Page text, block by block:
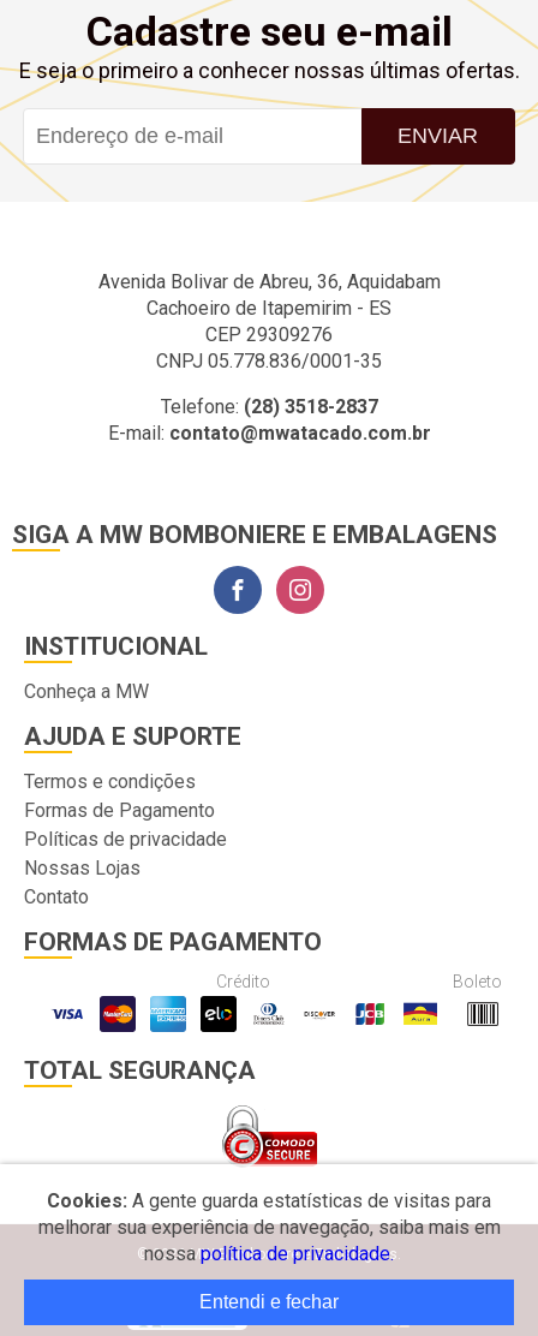
Cadastre seu e-mail
E seja o primeiro a conhecer nossas últimas ofertas.
ENVIAR
Avenida Bolivar de Abreu, 36, Aquidabam
Cachoeiro de Itapemirim - ES
CEP 29309276
CNPJ 05.778.836/0001-35
Telefone: (28) 3518-2837
E-mail: contato@mwatacado.com.br
SIGA A MW BOMBONIERE E EMBALAGENS
INSTITUCIONAL
Conheça a MW
AJUDA E SUPORTE
Termos e condições
Formas de Pagamento
Políticas de privacidade
Nossas Lojas
Contato
FORMAS DE PAGAMENTO
Crédito Boleto
TOTAL SEGURANÇA
Cookies: A gente guarda estatísticas de visitas para
melhorar sua experiência de navegação, saiba mais em
nossapolítica de privacidade.
Entendi e fechar
© 2026 MW Bomboniere e Embalagens.
Desenvolvido por